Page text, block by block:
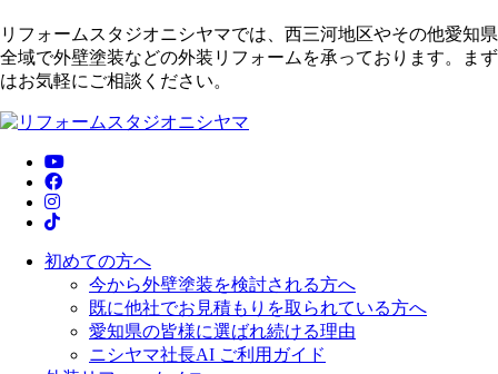
リフォームスタジオニシヤマでは、西三河地区やその他愛知県
全域で外壁塗装などの外装リフォームを承っております。まず
はお気軽にご相談ください。
初めての方へ
今から外壁塗装を検討される方へ
既に他社でお見積もりを取られている方へ
愛知県の皆様に選ばれ続ける理由
ニシヤマ社長AI ご利用ガイド